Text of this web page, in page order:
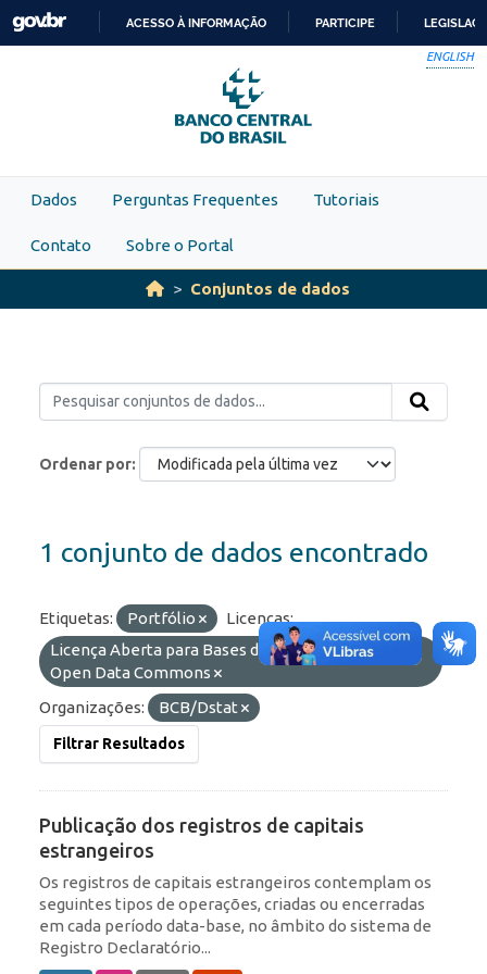
Skip to main content
PARA
O
CONTEÚDO
ACESSO À INFORMAÇÃO PARTICIPE
ENGLISH
Dados Perguntas Frequentes Tutoriais
Contato Sobre o Portal
Conjuntos de dados
Ordenar por
1 conjunto de dados encontrado
Etiquetas: Portfólio
Licenças:
Licença Aberta para Bases de Dados (ODbL) do
Open Data Commons
Organizações:
BCB/Dstat
Filtrar Resultados
Publicação dos registros de capitais
estrangeiros
Os registros de capitais estrangeiros contemplam os
seguintes tipos de operações, criadas ou encerradas
em cada período data-base, no âmbito do sistema de
Registro Declaratório...